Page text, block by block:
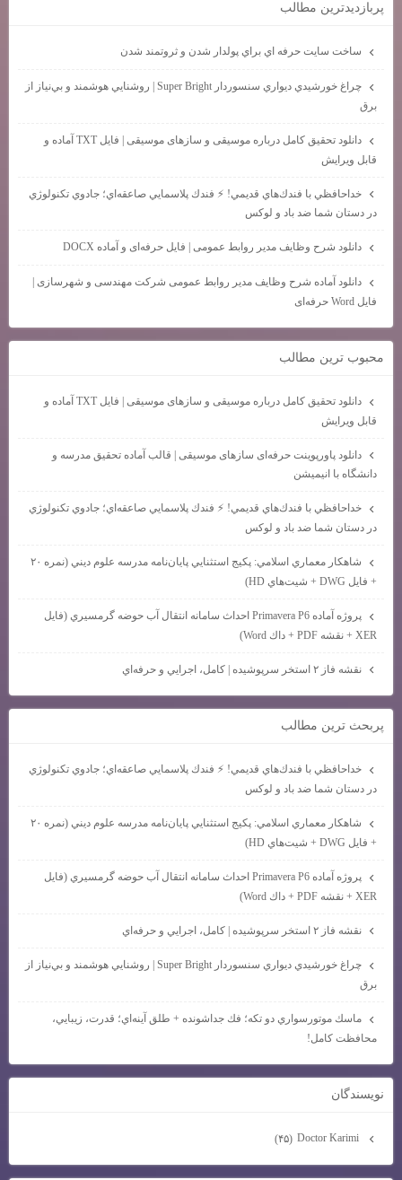
پربازديدترين مطالب
ساخت سايت حرفه اي براي پولدار شدن و ثروتمند شدن
چراغ خورشيدي ديواري سنسوردار Super Bright | روشنايي هوشمند و بي‌نياز از
برق
دانلود تحقیق کامل درباره موسیقی و سازهای موسیقی | فایل TXT آماده و
قابل ویرایش
خداحافظي با فندك‌هاي قديمي! ⚡ فندك پلاسمايي صاعقه‌اي؛ جادوي تكنولوژي
در دستان شما ضد باد و لوكس
دانلود شرح وظایف مدیر روابط عمومی | فایل حرفه‌ای و آماده DOCX
دانلود آماده شرح وظایف مدیر روابط عمومی شرکت مهندسی و شهرسازی |
فایل Word حرفه‌ای
محبوب ترين مطالب
دانلود تحقیق کامل درباره موسیقی و سازهای موسیقی | فایل TXT آماده و
قابل ویرایش
دانلود پاورپوینت حرفه‌ای سازهای موسیقی | قالب آماده تحقیق مدرسه و
دانشگاه با انیمیشن
خداحافظي با فندك‌هاي قديمي! ⚡ فندك پلاسمايي صاعقه‌اي؛ جادوي تكنولوژي
در دستان شما ضد باد و لوكس
شاهكار معماري اسلامي: پكيج استثنايي پايان‌نامه مدرسه علوم ديني (نمره ۲۰
+ فايل DWG + شيت‌هاي HD)
پروژه آماده Primavera P6 احداث سامانه انتقال آب حوضه گرمسيري (فايل
XER + نقشه PDF + داك Word)
نقشه فاز ۲ استخر سرپوشيده | كامل، اجرايي و حرفه‌اي
پربحث ترين مطالب
خداحافظي با فندك‌هاي قديمي! ⚡ فندك پلاسمايي صاعقه‌اي؛ جادوي تكنولوژي
در دستان شما ضد باد و لوكس
شاهكار معماري اسلامي: پكيج استثنايي پايان‌نامه مدرسه علوم ديني (نمره ۲۰
+ فايل DWG + شيت‌هاي HD)
پروژه آماده Primavera P6 احداث سامانه انتقال آب حوضه گرمسيري (فايل
XER + نقشه PDF + داك Word)
نقشه فاز ۲ استخر سرپوشيده | كامل، اجرايي و حرفه‌اي
چراغ خورشيدي ديواري سنسوردار Super Bright | روشنايي هوشمند و بي‌نياز از
برق
ماسك موتورسواري دو تكه؛ فك جداشونده + طلق آينه‌اي؛ قدرت، زيبايي،
محافظت كامل!
نويسندگان
(۴۵)